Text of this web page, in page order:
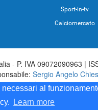
al
Learn more
Sport-in-tv
Calciomercato
- P. IVA 09072090963 |
Sergio Angelo
del 30/03/1985 -